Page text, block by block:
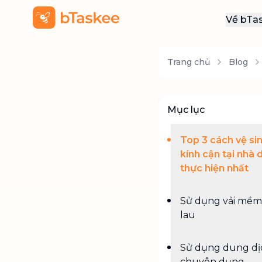
Về
Trang chủ Blog
Mục lục
Top 3 cách vệ
kính cận tại nhà
thực hiện nhất
Sử dụng vải
lau
Sử dụng dung